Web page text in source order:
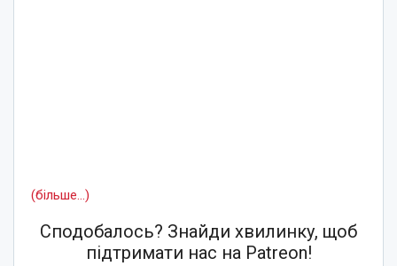
(більше…)
Сподобалось? Знайди хвилинку, щоб
підтримати нас на Patreon!